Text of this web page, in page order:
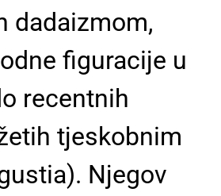
dadaizmom,
figuracije u
recentnih
tjeskobnim
Njegov